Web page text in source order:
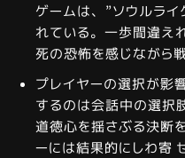
ゲームは、”ソウルライ
れている。一歩間違え
死の恐怖を感じながら
プレイヤーの選択が影
するのは会話中の選択
道徳心を揺さぶる決断
ーには結果的にしわ寄